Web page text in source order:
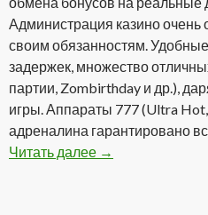
Администрация казино очень
своим обязанностям.
задержек, множество
партии, Zombirthday и др.),
игры. Аппараты 777 (Ultra
адреналина гарантировано
Читать далее Admiral Casino
→